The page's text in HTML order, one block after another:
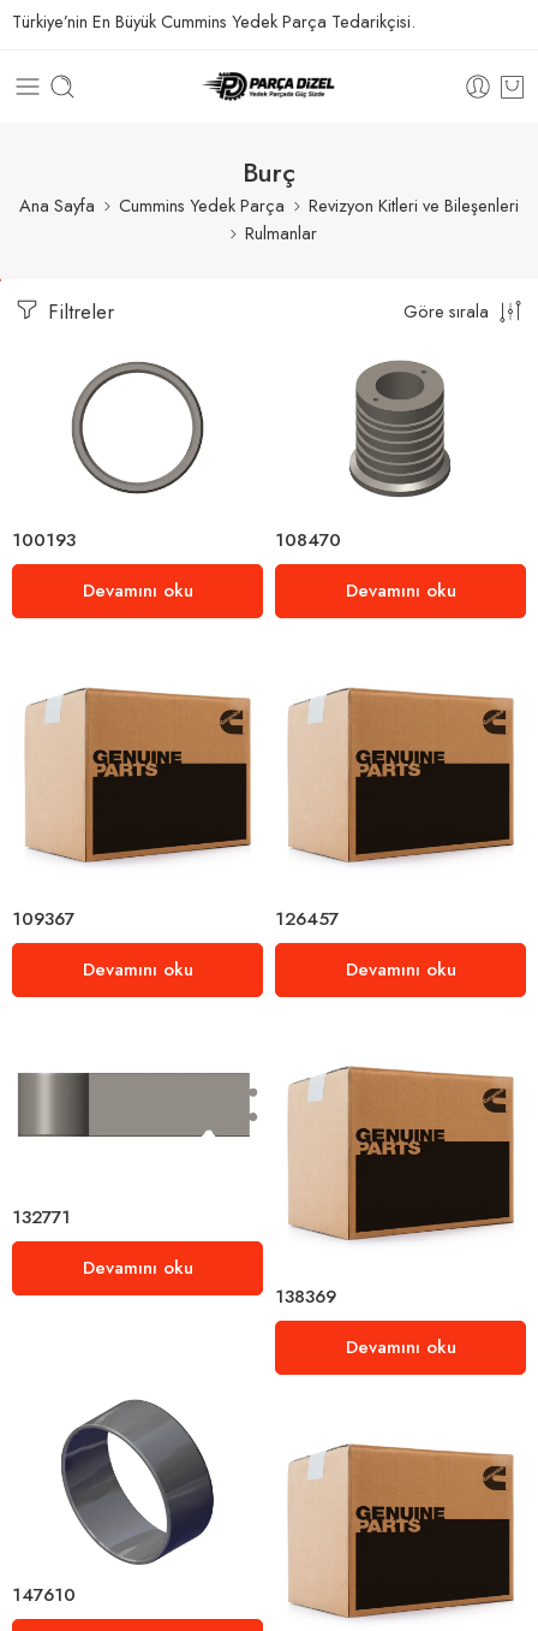
Türkiye’nin En Büyük Cummins Yedek Parça Tedarikçisi.
Burç
Ana Sayfa Cummins Yedek Parça
Revizyon Kitleri ve Bileşenleri
Rulmanlar
Filtreler Göre sırala
100193
Devamını oku
108470
Devamını oku
109367
Devamını oku
126457
Devamını oku
132771
Devamını oku
138369
Devamını oku
147610